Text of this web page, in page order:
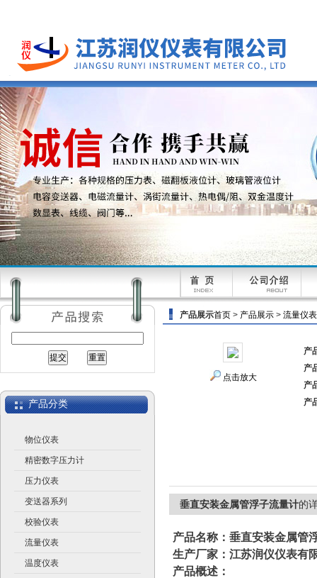
产品分类
物位仪表
精密数字压力计
压力仪表
变送器系列
校验仪表
流量仪表
温度仪表
产品展示首页 > 产品展示 > 流量仪表
点击放大
产
产
产
产
垂直安装金属管浮子流量计的
产品名称： 垂直安装金属管
生产厂家：江苏润仪仪表有
产品概述：